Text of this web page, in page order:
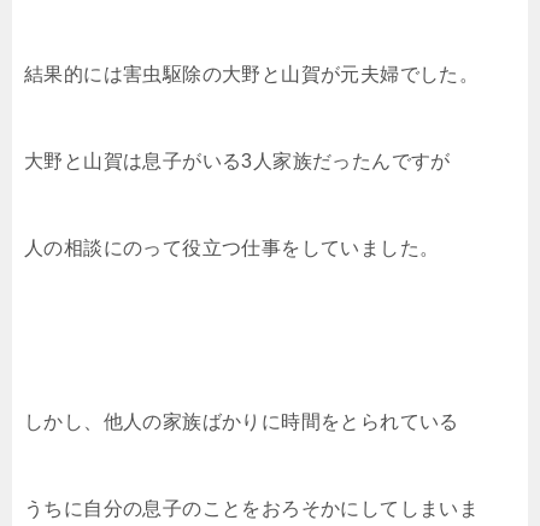
結果的には害虫駆除の大野と山賀が元夫婦でした。
大野と山賀は息子がいる3人家族だったんですが
人の相談にのって役立つ仕事をしていました。
しかし、他人の家族ばかりに時間をとられている
うちに自分の息子のことをおろそかにしてしまいま